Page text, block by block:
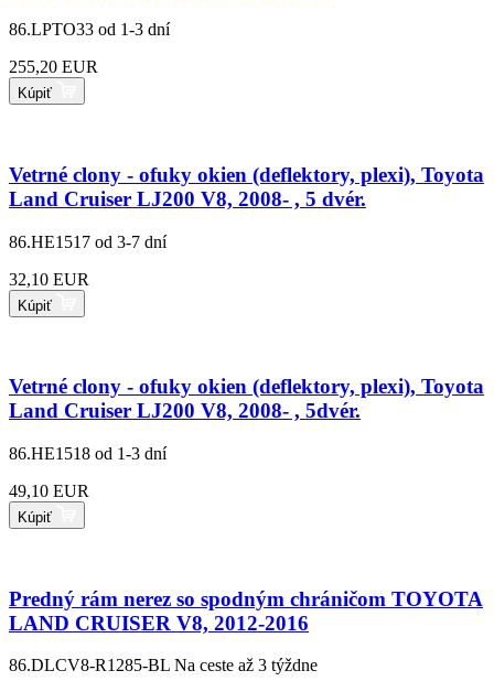
86.LPTO33 od 1-3 dní
255,20 EUR
Kúpiť
Vetrné clony - ofuky okien (deflektory, plexi), Toyota
Land Cruiser LJ200 V8, 2008- , 5 dvér.
86.HE1517 od 3-7 dní
32,10 EUR
Kúpiť
Vetrné clony - ofuky okien (deflektory, plexi), Toyota
Land Cruiser LJ200 V8, 2008- , 5dvér.
86.HE1518 od 1-3 dní
49,10 EUR
Kúpiť
Predný rám nerez so spodným chráničom TOYOTA
LAND CRUISER V8, 2012-2016
86.DLCV8-R1285-BL Na ceste až 3 týždne